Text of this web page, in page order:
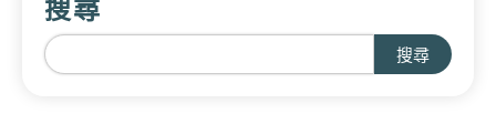
搜尋
搜尋